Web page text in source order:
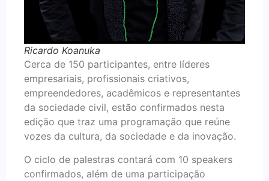
Ricardo Koanuka
Cerca de 150 participantes, entre líderes
empresariais, profissionais criativos,
empreendedores, acadêmicos e representantes
da sociedade civil, estão confirmados nesta
edição que traz uma programação que reúne
vozes da cultura, da sociedade e da inovação.
O ciclo de palestras contará com 10 speakers
confirmados, além de uma participação